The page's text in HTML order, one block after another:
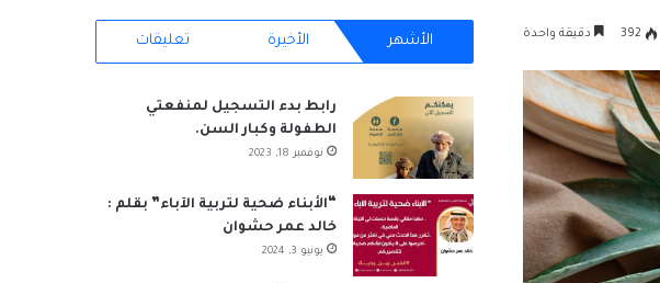
392 دقيقة واحدة RSS
الأشهر الأخيرة تعليقات
رابط بدء التسجيل لمنفعتي
الطفولة وكبار السن.
نوفمبر 18, 2023
“الأبناء ضحية لتربية الآباء” بقلم :
خالد عمر حشوان
يونيو 3, 2024